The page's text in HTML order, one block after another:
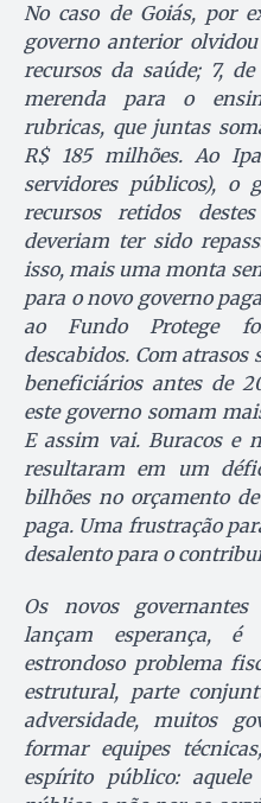
No caso de Goiás, por
governo anterior
recursos da saúde; 7,
merenda para o
rubricas, que juntas
R$ 185 milhões. Ao
servidores públicos), o
recursos retidos
deveriam ter sido
isso, mais uma monta
para o novo governo
ao Fundo Protege
descabidos. Com atrasos
beneficiários antes de
este governo somam
E assim vai. Buracos e
resultaram em um
bilhões no orçamento
paga. Uma frustração
desalento para o
Os novos
lançam esperança,
estrondoso problema
estrutural, parte
adversidade, muitos
formar equipes
espírito público: